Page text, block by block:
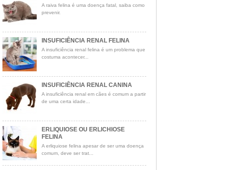
A raiva felina é uma doença fatal, saiba como
prevenir.
INSUFICIÊNCIA RENAL FELINA
A insuficiência renal felina é um problema que
costuma acontecer...
INSUFICIÊNCIA RENAL CANINA
A insuficiência renal em cães é comum a partir
de uma certa idade...
ERLIQUIOSE OU ERLICHIOSE
FELINA
A erliquiose felina apesar de ser uma doença
comum, deve ser trat...